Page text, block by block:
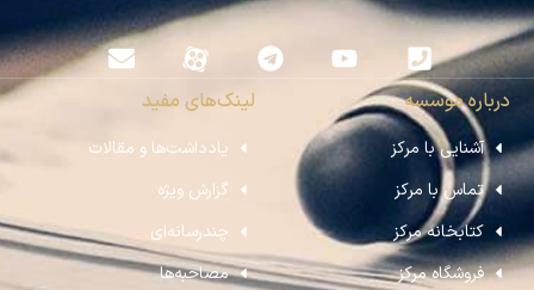
درباره موسسه
آشنایی با مرکز
تماس با مرکز
کتابخانه مرکز
فروشگاه مرکز
لینک‌های مفید
یادداشت‌ها و مقالات
گزارش ویژه
چندرسانه‌ای
مصاحبه‌ها